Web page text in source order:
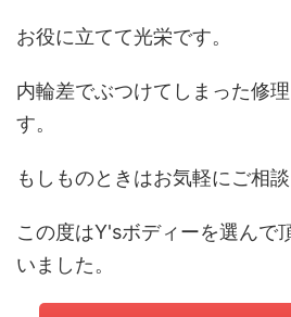
お役に立てて光栄です。
内輪差でぶつけてしまった修
す。
もしものときはお気軽にご相談
この度はY'sボディーを選んで
いました。